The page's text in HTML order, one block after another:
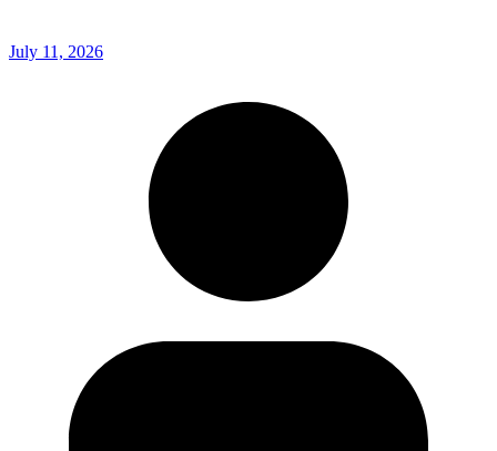
July 11, 2026